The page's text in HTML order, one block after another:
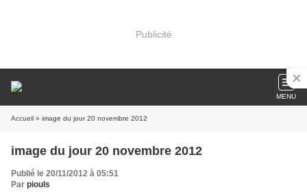
Publicité
MENU
Accueil » image du jour 20 novembre 2012
image du jour 20 novembre 2012
Publié le 20/11/2012 à 05:51
Par piouls